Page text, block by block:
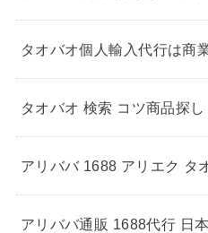
タオバオ個人輸入代行は商
タオバオ 検索 コツ商品探
アリババ 1688 アリエク タ
アリババ通販 1688代行 日